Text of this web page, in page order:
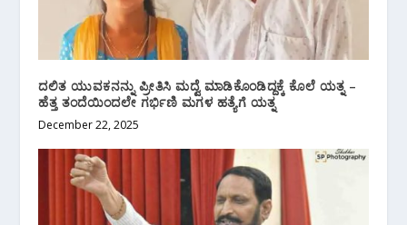
ದಲಿತ ಯುವಕನನ್ನು ಪ್ರೀತಿಸಿ ಮದ್ವೆ ಮಾಡಿಕೊಂಡಿದ್ದಕ್ಕೆ ಕೊಲೆ ಯತ್ನ –
ಹೆತ್ತ ತಂದೆಯಿಂದಲೇ ಗರ್ಭಿಣಿ ಮಗಳ ಹತ್ಯೆಗೆ ಯತ್ನ
December 22, 2025